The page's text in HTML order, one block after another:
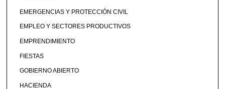
EMERGENCIAS Y PROTECCIÓN CIVIL
EMPLEO Y SECTORES PRODUCTIVOS
EMPRENDIMIENTO
FIESTAS
GOBIERNO ABIERTO
HACIENDA